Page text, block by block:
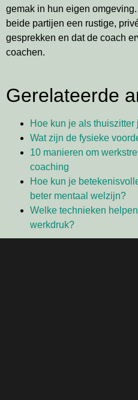
gemak in hun eigen
beide partijen een rustige,
gesprekken en dat de coach
coachen.
Gerelateerde
Hoe kun je als
Wat zijn de fysieke
10 manieren om
coaching
Hoe kun je
beter mentaal welzijn?
Welke technieken
werkdruk?